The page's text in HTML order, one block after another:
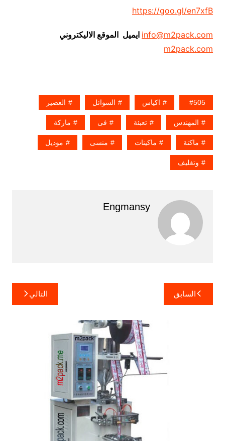
https://goo.gl/en7xfB
info@m2pack.com ايميل الموقع الاليكتروني
m2pack.com
505 اكياس السوائل العصير
المهندس تعبئة فى ماركة
ماكنة ماكينات منسى موديل
وتغليف
Engmansy
تصفّح
المقالات
السابق التالي